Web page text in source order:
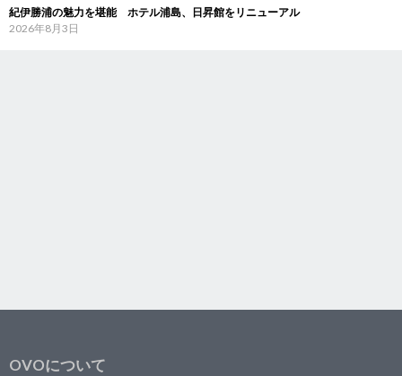
紀伊勝浦の魅力を堪能 ホテル浦島、日昇館をリニューアル
2026年8月3日
OVOについて